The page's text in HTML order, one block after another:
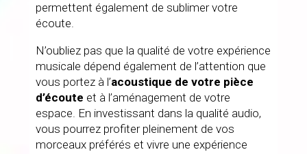
permettent également de sublimer votre
écoute.
N’oubliez pas que la qualité de votre expérience
musicale dépend également de l’attention que
vous portez à l’acoustique de votre pièce
d’écoute et à l’aménagement de votre
espace. En investissant dans la qualité audio,
vous pourrez profiter pleinement de vos
morceaux préférés et vivre une expérience